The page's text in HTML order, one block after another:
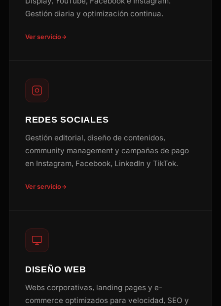
Gestión diaria y optimización continua.
Ver servicio
REDES SOCIALES
Gestión editorial, diseño de contenidos,
community management y campañas de pago
en Instagram, Facebook, LinkedIn y TikTok.
Ver servicio
DISEÑO WEB
Webs corporativas, landing pages y e-
commerce optimizados para velocidad, SEO y